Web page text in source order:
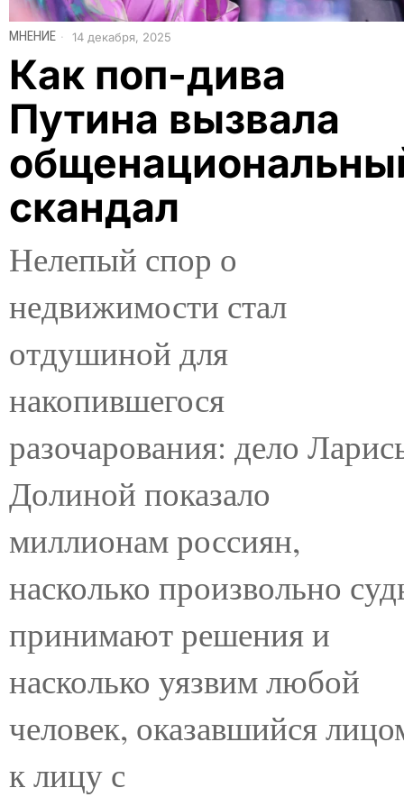
МНЕНИЕ 14 декабря, 2025
Как поп-дива
Путина вызвала
скандал
Нелепый спор о
недвижимости стал
отдушиной для
накопившегося
разочарования: дело
Долиной показало
миллионам россиян,
насколько произвольно
принимают решения и
насколько уязвим любой
человек, оказавшийся
к лицу с